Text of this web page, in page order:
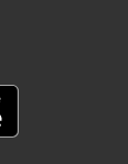
हैं, जिससे
बना
से
किया